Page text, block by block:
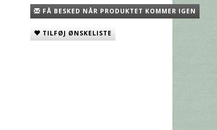
FÅ BESKED NÅR PRODUKTET KOMMER IGEN
TILFØJ ØNSKELISTE